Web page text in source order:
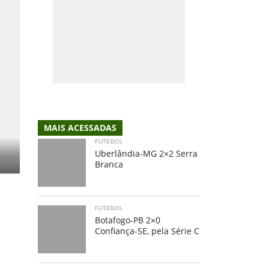
MAIS ACESSADAS
FUTEBOL
Uberlândia-MG 2×2 Serra
Branca
FUTEBOL
Botafogo-PB 2×0
Confiança-SE, pela Série C